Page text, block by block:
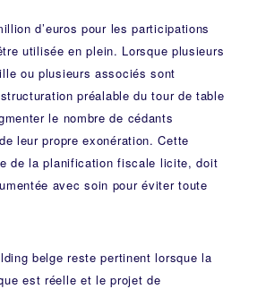
d’euros pour les participations
utilisée en plein. Lorsque plusieurs
ou plusieurs associés sont
préalable du tour de table
le nombre de cédants
leur propre exonération. Cette
de la planification fiscale licite, doit
avec soin pour éviter toute
belge reste pertinent lorsque la
est réelle et le projet de